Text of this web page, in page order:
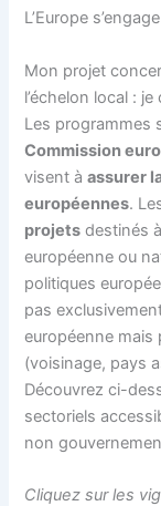
L’Europe
Mon projet
l’échelon local :
Les programmes
Commission
visent àassurer
européennes.
projets destinés
européenne ou
politiques
pas
européenne mais
(voisinage, pays
Découvrez ci-
sectoriels
non
Cliquez sur les